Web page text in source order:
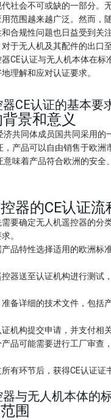
社会不可或缺的一部分。
范围越来越广泛。然而，
合规性问题也日益受到关
于无人机及其配件的出口
CE认证与无人机本体在标
理解和应对认证要求。
CE认证的基本要
景和意义
济共同体成员国共同采用的
，产品可以自由销售于欧洲
意味着产品符合欧洲的安全
器的CE认证流
需要确定无人机遥控器的分
。
产品特性选择适用的欧洲标
控器送至认证机构进行测试
准备详细的技术文件，包括
机构提交申请，并支付相关
产品可能需要进行工厂审查
所有环节后，获得CE认证证
与无人机本体的
围